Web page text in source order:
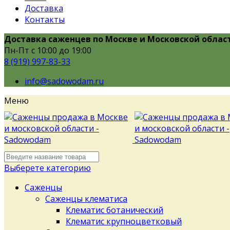
Доставка
Контакты
Доставка саженцев по Москве и Московской
Пн-Пт с 10:00 до 19:00
8 (919) 997-83-33
info@sadowodam.ru
Меню
Выберете категорию
Саженцы
Саженцы клематиса
Клематис ботанический
Клематис крупноцветковый